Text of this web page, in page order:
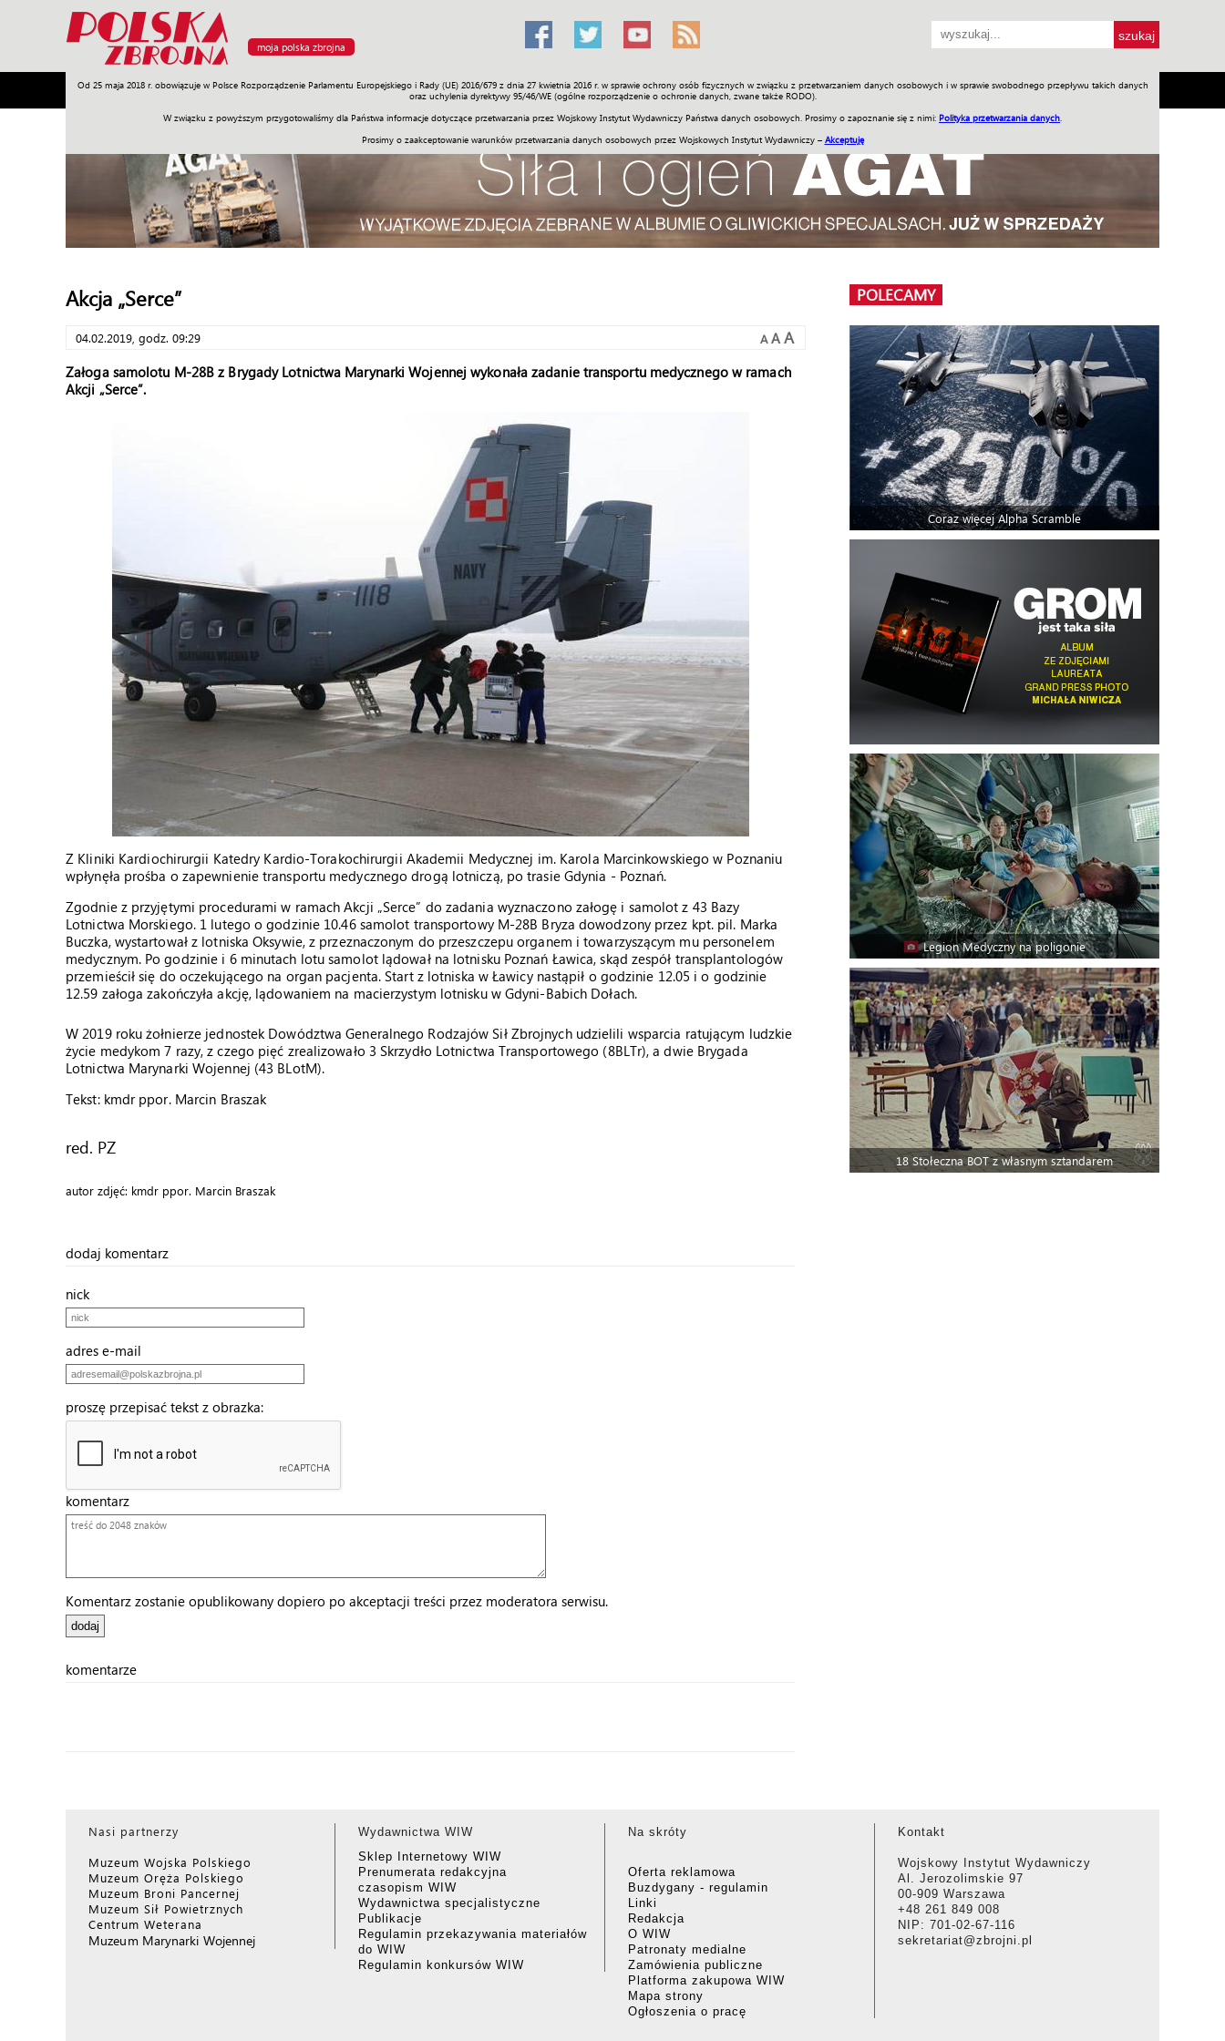
moja polska zbrojna
Od 25 maja 2018 r. obowiązuje w Polsce Rozporządzenie Parlamentu Europejskiego i Rady (UE) 2016/679 z dnia 27 kwietnia 2016 r. w sprawie ochrony osób fizycznych w związku z przetwarzaniem danych osobowych i w sprawie swobodnego przepływu takich danych
oraz uchylenia dyrektywy 95/46/WE (ogólne rozporządzenie o ochronie danych, zwane także RODO).
W związku z powyższym przygotowaliśmy dla Państwa informacje dotyczące przetwarzania przez Wojskowy Instytut Wydawniczy Państwa danych osobowych. Prosimy o zapoznanie się z nimi: Polityka przetwarzania danych
Prosimy o zaakceptowanie warunków przetwarzania danych osobowych przez Wojskowych Instytut Wydawniczy – Akceptuję
Armia Poligon Sprzęt Misje Polityka Prawo Świat Społeczność Sport Historia Galerie Wideo ENGLISH SKLEP Jednodniówki Praca w WIW
Akcja „Serce”
04.02.2019, godz. 09:29 A A A
Załoga samolotu M-28B z Brygady Lotnictwa Marynarki Wojennej wykonała zadanie transportu medycznego w ramach
Akcji „Serce”.
Z Kliniki Kardiochirurgii Katedry Kardio-Torakochirurgii Akademii Medycznej im. Karola Marcinkowskiego w Poznaniu
wpłynęła prośba o zapewnienie transportu medycznego drogą lotniczą, po trasie Gdynia - Poznań.
Zgodnie z przyjętymi procedurami w ramach Akcji „Serce” do zadania wyznaczono załogę i samolot z 43 Bazy
Lotnictwa Morskiego. 1 lutego o godzinie 10.46 samolot transportowy M-28B Bryza dowodzony przez kpt. pil. Marka
Buczka, wystartował z lotniska Oksywie, z przeznaczonym do przeszczepu organem i towarzyszącym mu personelem
medycznym. Po godzinie i 6 minutach lotu samolot lądował na lotnisku Poznań Ławica, skąd zespół transplantologów
przemieścił się do oczekującego na organ pacjenta. Start z lotniska w Ławicy nastąpił o godzinie 12.05 i o godzinie
12.59 załoga zakończyła akcję, lądowaniem na macierzystym lotnisku w Gdyni-Babich Dołach.
W 2019 roku żołnierze jednostek Dowództwa Generalnego Rodzajów Sił Zbrojnych udzielili wsparcia ratującym ludzkie
życie medykom 7 razy, z czego pięć zrealizowało 3 Skrzydło Lotnictwa Transportowego (8BLTr), a dwie Brygada
Lotnictwa Marynarki Wojennej (43 BLotM).
Tekst: kmdr ppor. Marcin Braszak
red. PZ
autor zdjęć: kmdr ppor. Marcin Braszak
dodaj komentarz
nick
adres e-mail
proszę przepisać tekst z obrazka:
komentarz
Komentarz zostanie opublikowany dopiero po akceptacji treści przez moderatora serwisu.
komentarze
POLECAMY
Coraz więcej Alpha Scramble
Legion Medyczny na poligonie
18 Stołeczna BOT z własnym sztandarem
Nasi partnerzy
Muzeum Wojska Polskiego
Muzeum Oręża Polskiego
Muzeum Broni Pancernej
Muzeum Sił Powietrznych
Centrum Weterana
Muzeum Marynarki Wojennej
Wydawnictwa WIW
Sklep Internetowy WIW
Prenumerata redakcyjna
czasopism WIW
Wydawnictwa specjalistyczne
Publikacje
Regulamin przekazywania materiałów
do WIW
Regulamin konkursów WIW
Na skróty
Oferta reklamowa
Buzdygany - regulamin
Linki
Redakcja
O WIW
Patronaty medialne
Zamówienia publiczne
Platforma zakupowa WIW
Mapa strony
Ogłoszenia o pracę
Kontakt
Wojskowy Instytut Wydawniczy
Al. Jerozolimskie 97
00-909 Warszawa
+48 261 849 008
NIP: 701-02-67-116
sekretariat@zbrojni.pl